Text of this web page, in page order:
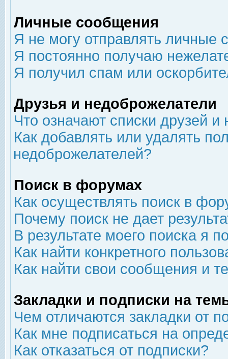
Личные сообщения
Я не могу отправлять личные
Я постоянно получаю
Я получил спам или
Друзья и недоброжелатели
Что означают списки друзей
Как добавлять или удалять
недоброжелателей?
Поиск в форумах
Как осуществлять поиск в
Почему поиск не дает
В результате моего поиска я
Как найти конкретного
Как найти свои сообщения и
Закладки и подписки на
Чем отличаются закладки от
Как мне подписаться на
Как отказаться от подписки?